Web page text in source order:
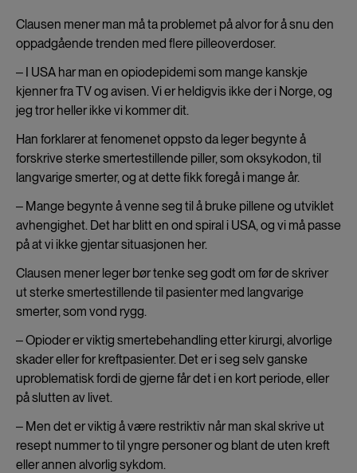
Clausen mener man må ta problemet på alvor for å snu den
oppadgående trenden med flere pilleoverdoser.
‒ I USA har man en opiodepidemi som mange kanskje
kjenner fra TV og avisen. Vi er heldigvis ikke der i Norge, og
jeg tror heller ikke vi kommer dit.
Han forklarer at fenomenet oppsto da leger begynte å
forskrive sterke smertestillende piller, som oksykodon, til
langvarige smerter, og at dette fikk foregå i mange år.
‒ Mange begynte å venne seg til å bruke pillene og utviklet
avhengighet. Det har blitt en ond spiral i USA, og vi må passe
på at vi ikke gjentar situasjonen her.
Clausen mener leger bør tenke seg godt om før de skriver
ut sterke smertestillende til pasienter med langvarige
smerter, som vond rygg.
‒ Opioder er viktig smertebehandling etter kirurgi, alvorlige
skader eller for kreftpasienter. Det er i seg selv ganske
uproblematisk fordi de gjerne får det i en kort periode, eller
på slutten av livet.
‒ Men det er viktig å være restriktiv når man skal skrive ut
resept nummer to til yngre personer og blant de uten kreft
eller annen alvorlig sykdom.